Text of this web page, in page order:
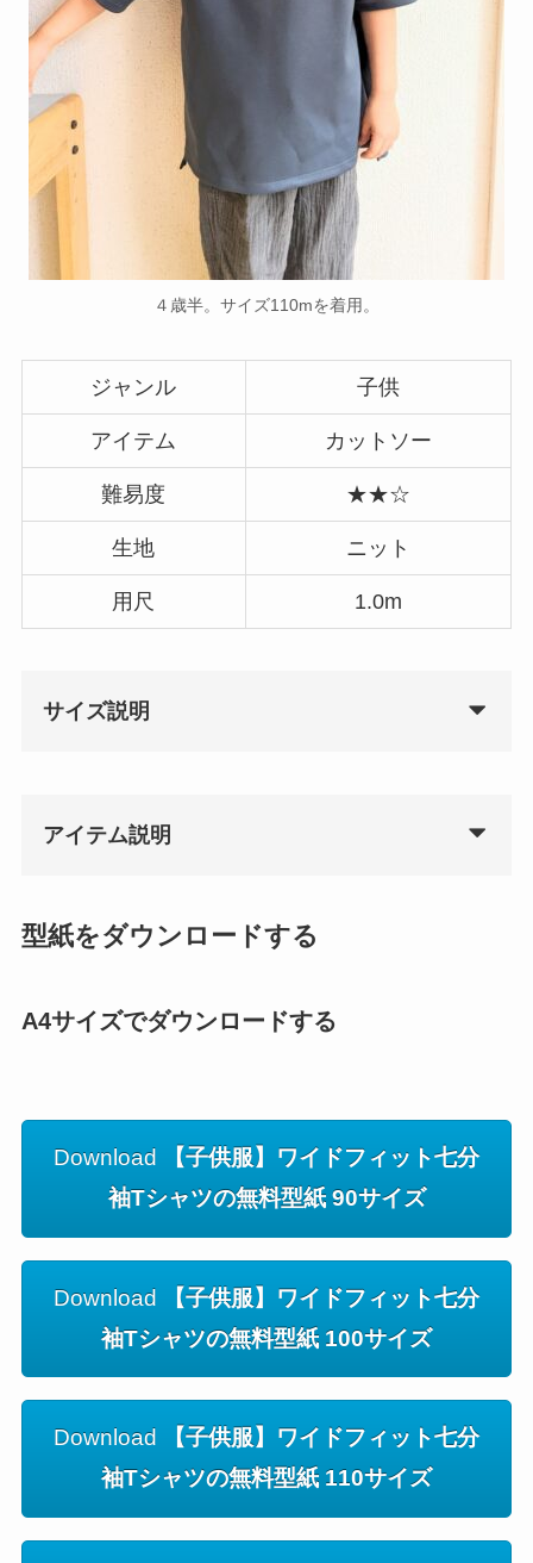
４歳半。サイズ110mを着用。
ジャンル 子供
アイテム カットソー
難易度 ★★☆
生地 ニット
用尺 1.0m
サイズ説明
アイテム説明
型紙をダウンロードする
A4サイズでダウンロードする
Download
【子供服】ワイドフィット七分
袖Tシャツの無料型紙 90サイズ
Download
【子供服】ワイドフィット七分
袖Tシャツの無料型紙 100サイズ
Download
【子供服】ワイドフィット七分
袖Tシャツの無料型紙 110サイズ